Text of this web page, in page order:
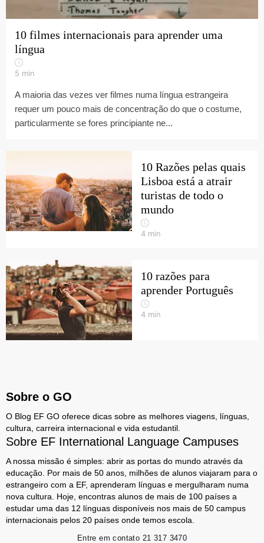
10 filmes internacionais para aprender uma
língua
5 min
A maioria das vezes ver filmes numa língua estrangeira
requer um pouco mais de concentração do que o costume,
particularmente se fores principiante ne...
10 Razões pelas quais
Lisboa está a atrair
turistas de todo o
mundo
4 min
10 razões para
aprender Português
4 min
Sobre o GO
O Blog EF GO oferece dicas sobre as melhores viagens, línguas,
cultura, carreira internacional e vida estudantil.
Sobre EF International Language Campuses
A nossa missão é simples: abrir as portas do mundo através da
educação. Por mais de 50 anos, milhões de alunos viajaram para o
estrangeiro com a EF, aprenderam línguas e mergulharam numa
nova cultura. Hoje, encontras alunos de mais de 100 países a
estudar uma das 12 línguas disponíveis nos mais de 50 campus
internacionais pelos 20 países onde temos escola.
Entre em contato 21 317 3470